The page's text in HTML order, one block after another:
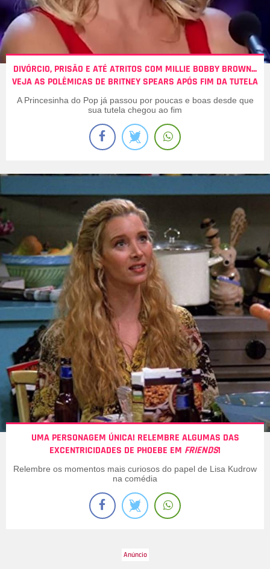
DIVÓRCIO, PRISÃO E ATÉ ATRITOS COM MILLIE BOBBY BROWN...
VEJA AS POLÊMICAS DE BRITNEY SPEARS APÓS FIM DA TUTELA
A Princesinha do Pop já passou por poucas e boas desde que
sua tutela chegou ao fim
UMA PERSONAGEM ÚNICA! RELEMBRE ALGUMAS DAS
EXCENTRICIDADES DE PHOEBE EM FRIENDS!
Relembre os momentos mais curiosos do papel de Lisa Kudrow
na comédia